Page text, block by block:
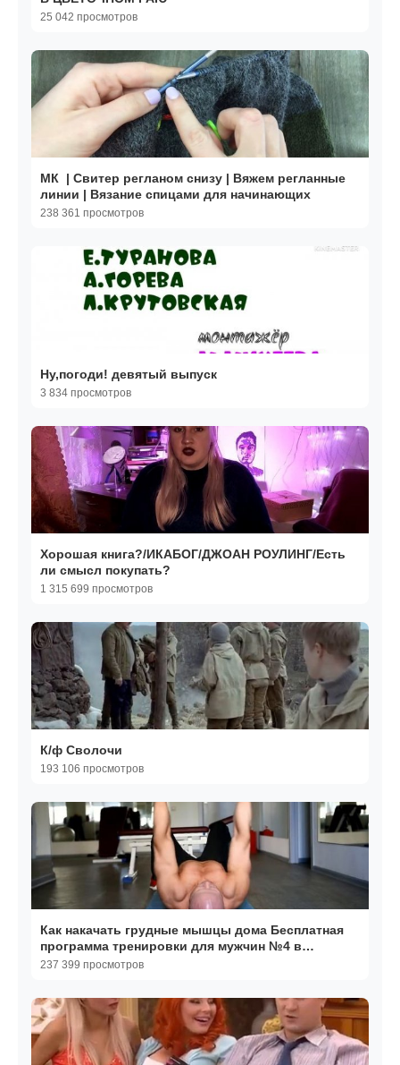
25 042 просмотров
МК | Свитер регланом снизу | Вяжем регланные
линии | Вязание спицами для начинающих
238 361 просмотров
Ну,погоди! девятый выпуск
3 834 просмотров
Хорошая книга?/ИКАБОГ/ДЖОАН РОУЛИНГ/Есть
ли смысл покупать?
1 315 699 просмотров
К/ф Сволочи
193 106 просмотров
Как накачать грудные мышцы дома Бесплатная
программа тренировки для мужчин №4 в
домашних условиях
237 399 просмотров